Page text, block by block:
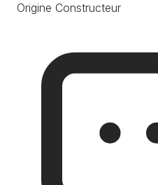
Origine Constructeur